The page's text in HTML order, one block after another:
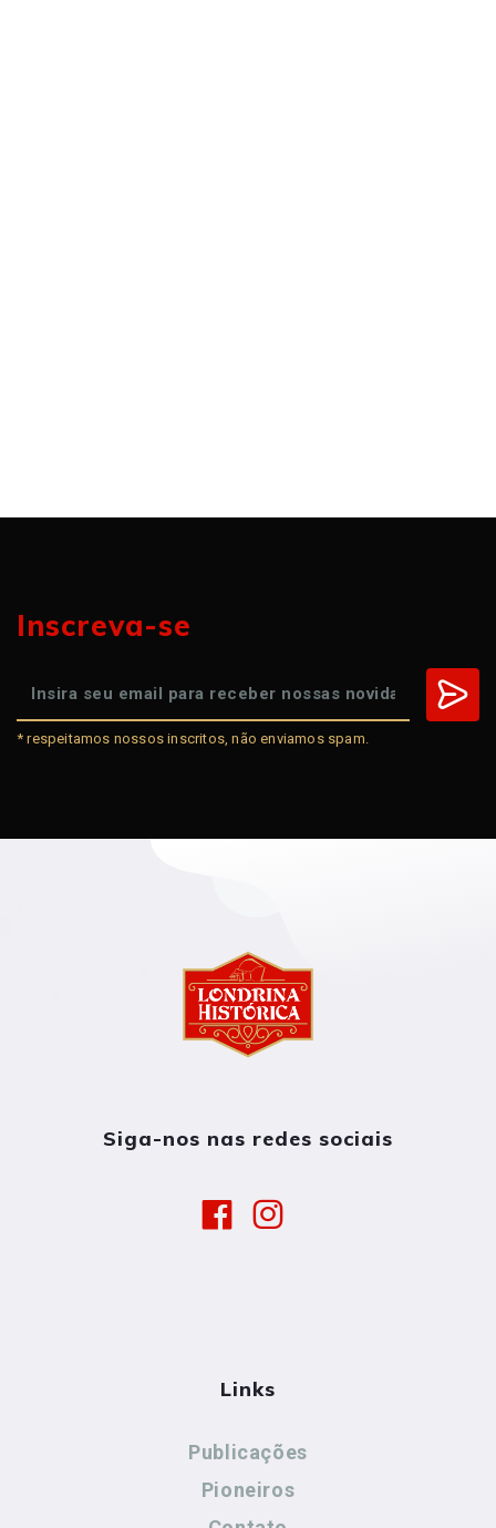
Inscreva-se
* respeitamos nossos inscritos, não enviamos spam.
Siga-nos nas redes sociais
Links
Publicações
Pioneiros